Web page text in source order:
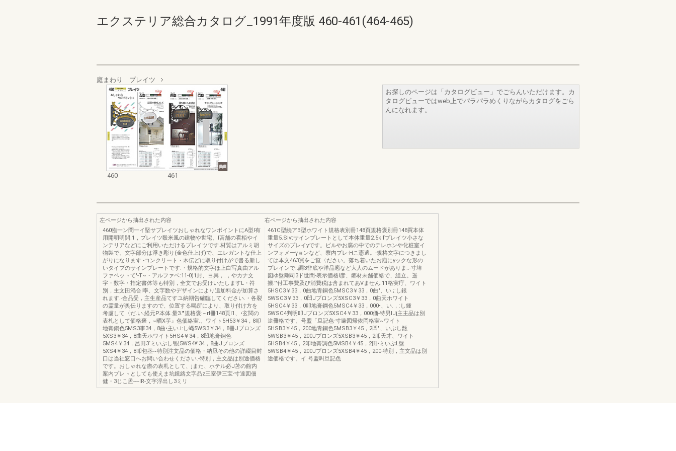
エクステリア総合カタログ_1991年度版 460-461(464-465)
庭まわり プレイツ
460 461
お探しのページは「カタログビュー」でごらんいただけます。カ
タログビューではweb上でパラパラめくりながらカタログをごら
んになれます。
左ページから抽出された内容
460臨一ン問一イ堅サプレイツおしゃれなワンポイントにA型l有
用開明明開.1，プレイツ殴米風の建物や世宅、l苫舗の看栢やイ
ンテリアなどにご利用いただけるプレイツです.材質はアルミ胡
物製で、文字部分は浮き彫り(金色仕上げ)で、エレガントな仕上
がりになります.-コンクリート・木伝どに取り付けがで書る新し
いタイプのサインプレートです.・規格的文字ほ上白写真由アル
ファベットて'-T~・アルファベ:11-0)1封、ヨ興，.，やカナ文
字・数字・指定書体等も特別，全文でお受けいたしますL・符
別，主文田渇合l率、文字数やデザインにより追加料金が加算さ
れます.-金品受，主生産品てすユ納期告確臨してください.・各裂
の霊量が奥伝りますので、位置する喝所により、取り付け方を
考慮して〈だ.い.経元P本体.量3.'"規格褒:~rl冊148頁l1、•玄関の
表札として価格褒，~晒X芋』色価絡実.、ワイト5H53￥34，8叩
地膏銅色5MS3事34，8曲•主い.i:し蝿5WS3￥34，8冊Jブロンズ
5XS3￥34，8曲天ホワイト5HS4￥34，8凹地膏銅色
5MS4￥34，呂田3‘ミいぶし!眼5WS4¥'34，8曲Jブロンズ
5XS4￥34，8叩包茎~特別注文品の価格・納凪その他の詳綴目封
口は当社窓口へお問い合わせください.-特別，主文品は別途価格
です。おしゃれな療の表札として、jまた、ホテル必J苫の館内
案内プレトとしても使えま坑鏡絡文字品z三室伊三宝-寸達図佃
健・3じこ孟----lR-文字浮出し3ミリ
右ページから抽出された内容
461C型続アB型ホワイト規格表別冊148頁規格褒別冊148買本体
重量5.SIvtサインプレートとして本体重量2.5k'fプレイツ小さな
サイズのプレイyです。ピルやお腐の中でのテレホンや化粧室イ
ンフォメーγョンなど、寮内プレ-Hこ憲適。-規格文字につきまし
ては本文463買をご覧〈ださい。落ち着いたお庖にyックな形の
プレインで..調3非底や洋品庖など大人のムードがありま..-寸埠
図ゆ盤剛司3ド世間-表示価格l彦、郷材未舗価絡で、組立。遥
搬.'"付工事費及び消費税は含まれてあVません.11格実庁、ワイト
5HSC3￥33，0曲地青銅色5MSC3￥33，0曲"、い.;:し銀
5WSC3￥33，0凹Jブロンズ5XSC3￥33，0曲天ホワイト
5HSC4￥33，0叩地膏鋼色5MSC4￥33，000•、い.，:し鍾
5WSC4判明叩Jブロンズ5XSC4￥33，000価-特男IJj主主品は別
途冊格です。号盟「旦記色-寸壕図帰依岡格実~ワイト
5HSB3￥45，200地青銅色5MSB3￥45，2凹"、いぶし甑
5WSB3￥45，200Jブロンズ5XSB3￥45，2叩天才、ワイト
5HSB4￥45，2叩地膏調色5MSB4￥45，2田•ミいぷL盤
5WSB4￥45，200Jプロンズ5XSB4￥45，200-特別，主文品は別
途価格です。イ.号盟叫旦記色